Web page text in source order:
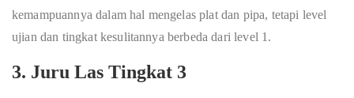
kemampuannya dalam hal mengelas plat dan pipa, tetapi level
ujian dan tingkat kesulitannya berbeda dari level 1.
3. Juru Las Tingkat 3